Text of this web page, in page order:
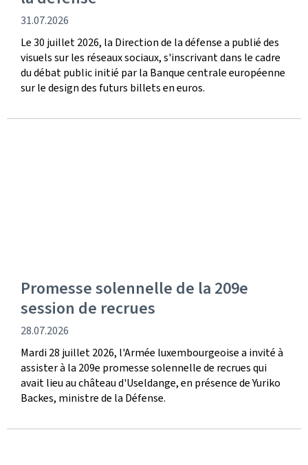
date
de
publication
31.07.2026
Le 30 juillet 2026, la Direction de la défense a publié des
visuels sur les réseaux sociaux, s'inscrivant dans le cadre
du débat public initié par la Banque centrale européenne
sur le design des futurs billets en euros.
Promesse solennelle de la 209e
session de recrues
date
de
publication
28.07.2026
Mardi 28 juillet 2026, l'Armée luxembourgeoise a invité à
assister à la 209e promesse solennelle de recrues qui
avait lieu au château d'Useldange, en présence de Yuriko
Backes, ministre de la Défense.